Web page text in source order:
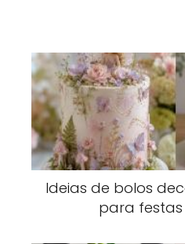
Ideias de bolos
para